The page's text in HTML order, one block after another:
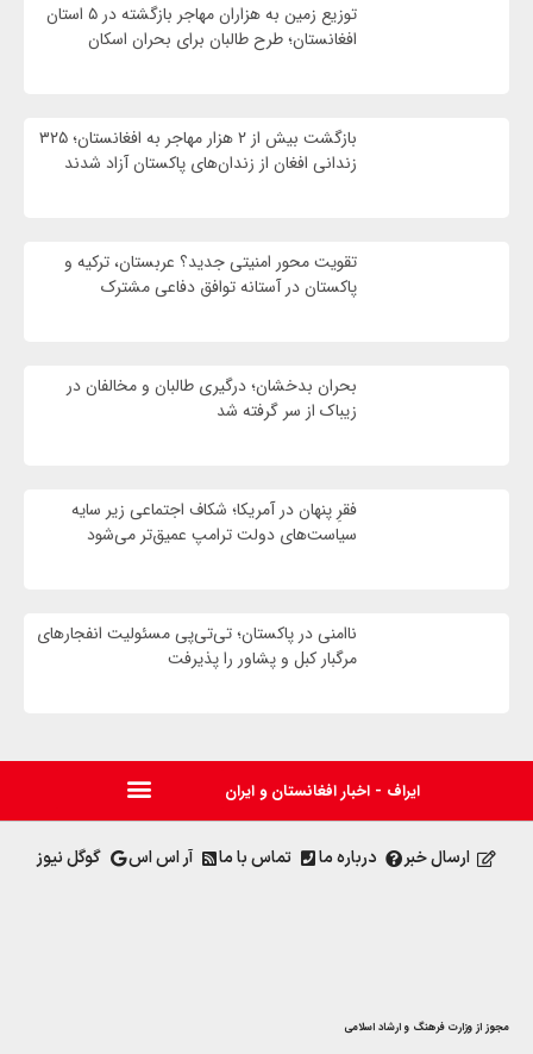
توزیع زمین به هزاران مهاجر بازگشته در ۵ استان
افغانستان؛ طرح طالبان برای بحران اسکان
بازگشت بیش از ۲ هزار مهاجر به افغانستان؛ ۳۲۵
زندانی افغان از زندان‌های پاکستان آزاد شدند
تقویت محور امنیتی جدید؟ عربستان، ترکیه و
پاکستان در آستانه توافق دفاعی مشترک
بحران بدخشان؛ درگیری طالبان و مخالفان در
زیباک از سر گرفته شد
فقرِ پنهان در آمریکا؛ شکاف اجتماعی زیر سایه
سیاست‌های دولت ترامپ عمیق‌تر می‌شود
ناامنی در پاکستان؛ تی‌تی‌پی مسئولیت انفجارهای
مرگبار کبل و پشاور را پذیرفت
ایراف - اخبار افغانستان و ایران
ارسال خبر درباره ما تماس با ما آر اس اس گوگل نیوز
مجوز از وزارت فرهنگ و ارشاد اسلامی